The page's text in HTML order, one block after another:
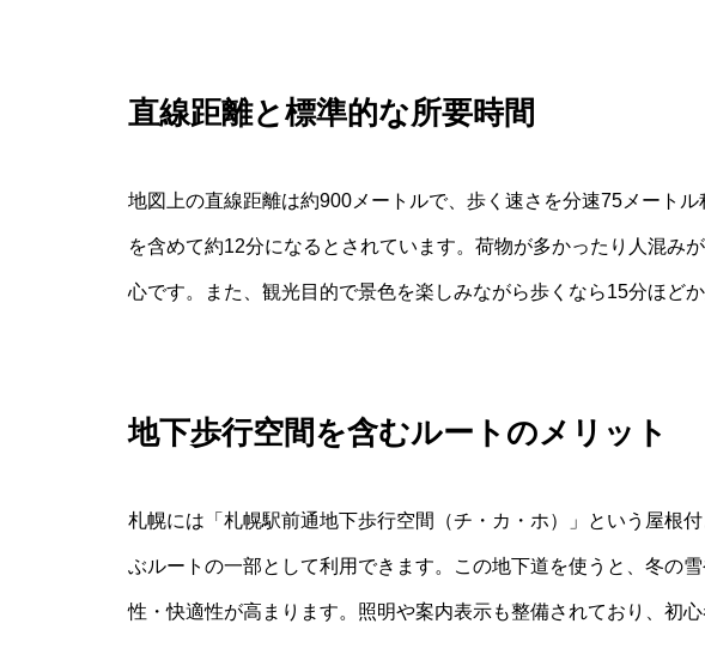
直線距離と標準的な所要時間
地図上の直線距離は約900メートルで、歩く速さを分速75メート
を含めて約12分になるとされています。荷物が多かったり人混み
心です。また、観光目的で景色を楽しみながら歩くなら15分ほどか
地下歩行空間を含むルートのメリット
札幌には「札幌駅前通地下歩行空間（チ・カ・ホ）」という屋根
ぶルートの一部として利用できます。この地下道を使うと、冬の
性・快適性が高まります。照明や案内表示も整備されており、初